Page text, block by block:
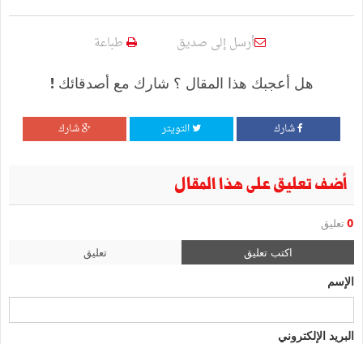
أرسل إلى صديق طباعة
هل أعجبك هذا المقال ؟ شارك مع أصدقائك !
شارك التويتر شارك
أضف تعليق على هذا المقال
0 تعليق
اكتب تعليق تعليق
الإسم
البريد الإلكتروني